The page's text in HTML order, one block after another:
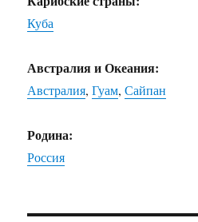
Куба
Австралия и Океания:
Австралия,Гуам,Сайпан
Родина:
Россия